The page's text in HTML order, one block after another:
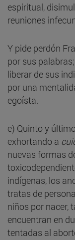
espiritual,
reuniones
Y pide perdón
por sus
liberar de sus
por una
egoísta.
e) Quinto y
exhortando a
nuevas formas
indígenas, los
tratas de
niños por nacer,
encuentran en
tentadas al